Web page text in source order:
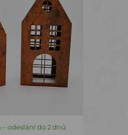
odeslání do 2 dnů